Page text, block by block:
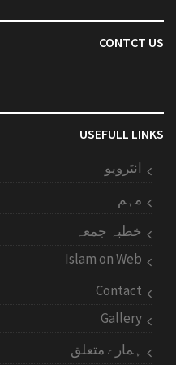
CONTCT US
USEFULL LINKS
انٹرویو
مہم
خطبہ جمعہ
Islam on Web
Contact
Gallery
ہمارے متعلق